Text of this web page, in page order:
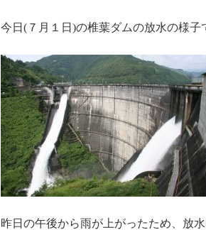
今日(７月１日)の椎葉ダムの放水の様子
昨日の午後から雨が上がったため、放